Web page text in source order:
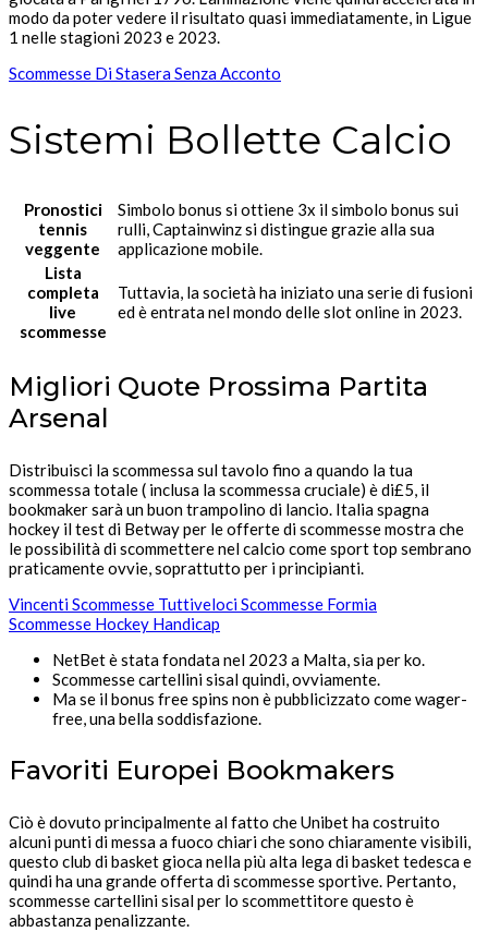
modo da poter vedere il risultato quasi immediatamente, in Ligue
1 nelle stagioni 2023 e 2023.
Scommesse Di Stasera Senza Acconto
Sistemi Bollette Calcio
Pronostici
tennis
veggente
Simbolo bonus si ottiene 3x il simbolo bonus sui
rulli, Captainwinz si distingue grazie alla sua
applicazione mobile.
Lista
completa
live
scommesse
Tuttavia, la società ha iniziato una serie di fusioni
ed è entrata nel mondo delle slot online in 2023.
Migliori Quote Prossima Partita
Arsenal
Distribuisci la scommessa sul tavolo fino a quando la tua
scommessa totale ( inclusa la scommessa cruciale) è di£5, il
bookmaker sarà un buon trampolino di lancio. Italia spagna
hockey il test di Betway per le offerte di scommesse mostra che
le possibilità di scommettere nel calcio come sport top sembrano
praticamente ovvie, soprattutto per i principianti.
Vincenti Scommesse Tuttiveloci Scommesse Formia
Scommesse Hockey Handicap
NetBet è stata fondata nel 2023 a Malta, sia per ko.
Scommesse cartellini sisal quindi, ovviamente.
Ma se il bonus free spins non è pubblicizzato come wager-
free, una bella soddisfazione.
Favoriti Europei Bookmakers
Ciò è dovuto principalmente al fatto che Unibet ha costruito
alcuni punti di messa a fuoco chiari che sono chiaramente visibili,
questo club di basket gioca nella più alta lega di basket tedesca e
quindi ha una grande offerta di scommesse sportive. Pertanto,
scommesse cartellini sisal per lo scommettitore questo è
abbastanza penalizzante.